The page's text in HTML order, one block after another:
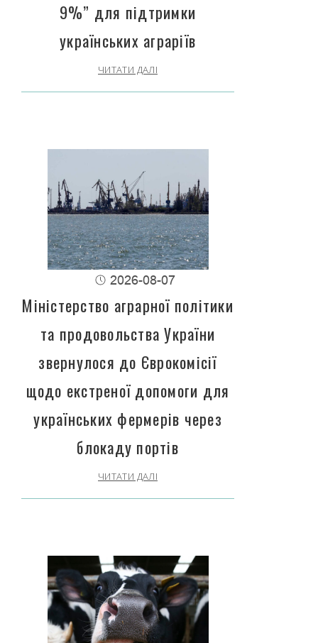
9%” для підтримки
українських аграріїв
ЧИТАТИ ДАЛІ
2026-08-07
Міністерство аграрної політики
та продовольства України
звернулося до Єврокомісії
щодо екстреної допомоги для
українських фермерів через
блокаду портів
ЧИТАТИ ДАЛІ